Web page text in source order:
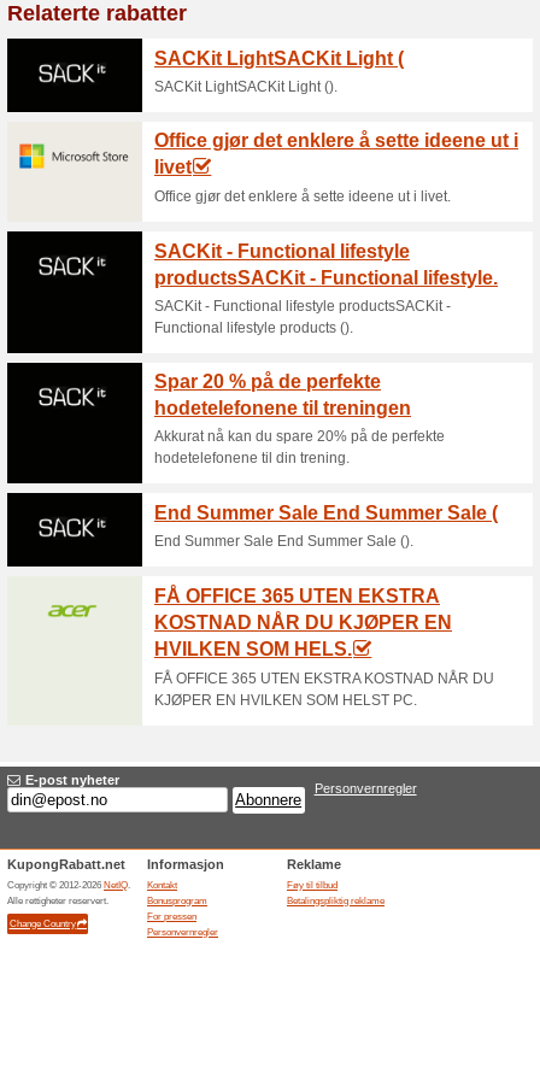
Aktuelle rabatter
Bestselgere hos
god d
100% virket
Når du handler bestselgere
god deal på de mest
Gratis frakt når du
100% virket Tilbud
din lokale butikk med Klikk &